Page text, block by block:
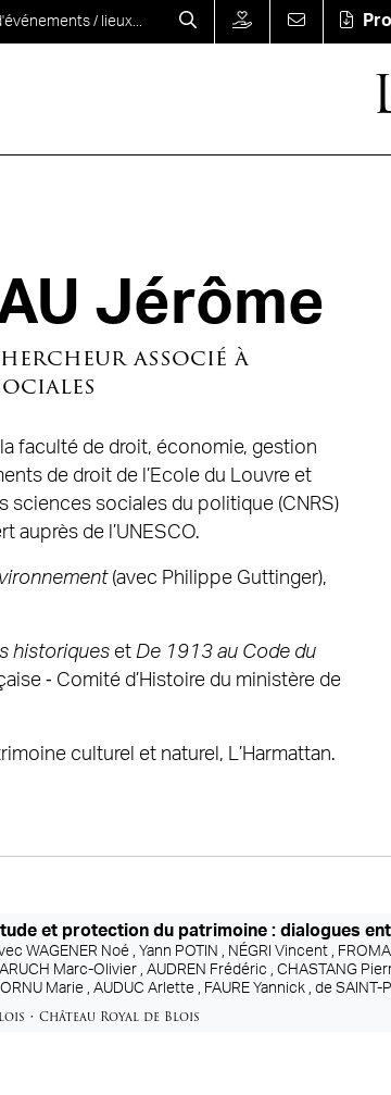
Jérôme
associé à
faculté de droit, économie, gestion
de droit de l’Ecole du Louvre et
sciences sociales du politique (CNRS)
auprès de l’UNESCO.
(avec Philippe Guttinger),
historiqueset De 1913 au Code du
‐ Comité d’Histoire du ministère de
culturel et naturel, L’Harmattan.
et protection du patrimoine : dialogues
WAGENER Noé ,Yann POTIN , NÉGRI Vincent ,
Marc-Olivier ,AUDREN Frédéric ,CHASTANG
Marie ,AUDUC Arlette , FAURE Yannick ,de SAINT-
•Château Royal de Blois